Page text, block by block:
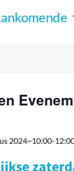
2024~10:00-